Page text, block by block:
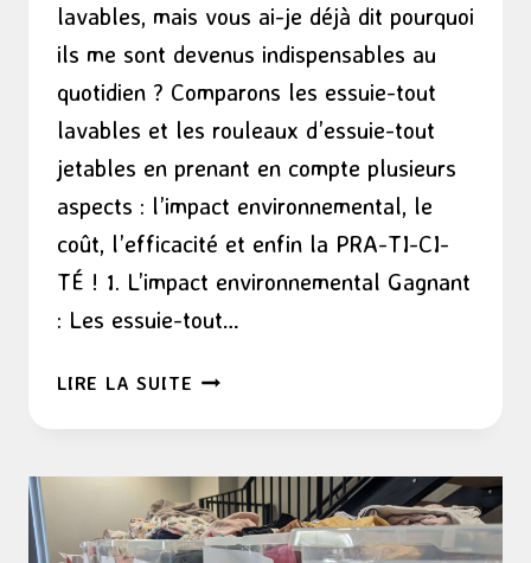
lavables, mais vous ai-je déjà dit pourquoi
ils me sont devenus indispensables au
quotidien ? Comparons les essuie-tout
lavables et les rouleaux d’essuie-tout
jetables en prenant en compte plusieurs
aspects : l’impact environnemental, le
coût, l’efficacité et enfin la PRA-TI-CI-
TÉ ! 1. L’impact environnemental Gagnant
: Les essuie-tout…
LIRE LA SUITE POURQUOI
LES
TOUT
LAVABLES